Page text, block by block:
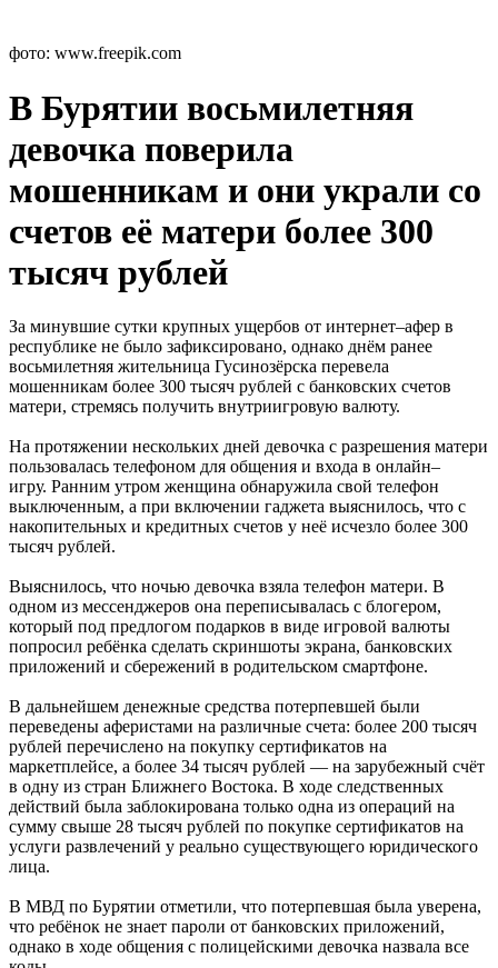
фото: www.freepik.com
В Бурятии восьмилетняя
девочка поверила
мошенникам и они украли со
счетов её матери более 300
тысяч рублей
За минувшие сутки крупных ущербов от интернет–афер в
республике не было зафиксировано, однако днём ранее
восьмилетняя жительница Гусинозёрска перевела
мошенникам более 300 тысяч рублей с банковских счетов
матери, стремясь получить внутриигровую валюту.
На протяжении нескольких дней девочка с разрешения матери
пользовалась телефоном для общения и входа в онлайн–
игру. Ранним утром женщина обнаружила свой телефон
выключенным, а при включении гаджета выяснилось, что с
накопительных и кредитных счетов у неё исчезло более 300
тысяч рублей.
Выяснилось, что ночью девочка взяла телефон матери. В
одном из мессенджеров она переписывалась с блогером,
который под предлогом подарков в виде игровой валюты
попросил ребёнка сделать скриншоты экрана, банковских
приложений и сбережений в родительском смартфоне.
В дальнейшем денежные средства потерпевшей были
переведены аферистами на различные счета: более 200 тысяч
рублей перечислено на покупку сертификатов на
маркетплейсе, а более 34 тысяч рублей — на зарубежный счёт
в одну из стран Ближнего Востока. В ходе следственных
действий была заблокирована только одна из операций на
сумму свыше 28 тысяч рублей по покупке сертификатов на
услуги развлечений у реально существующего юридического
лица.
В МВД по Бурятии отметили, что потерпевшая была уверена,
что ребёнок не знает пароли от банковских приложений,
однако в ходе общения с полицейскими девочка назвала все